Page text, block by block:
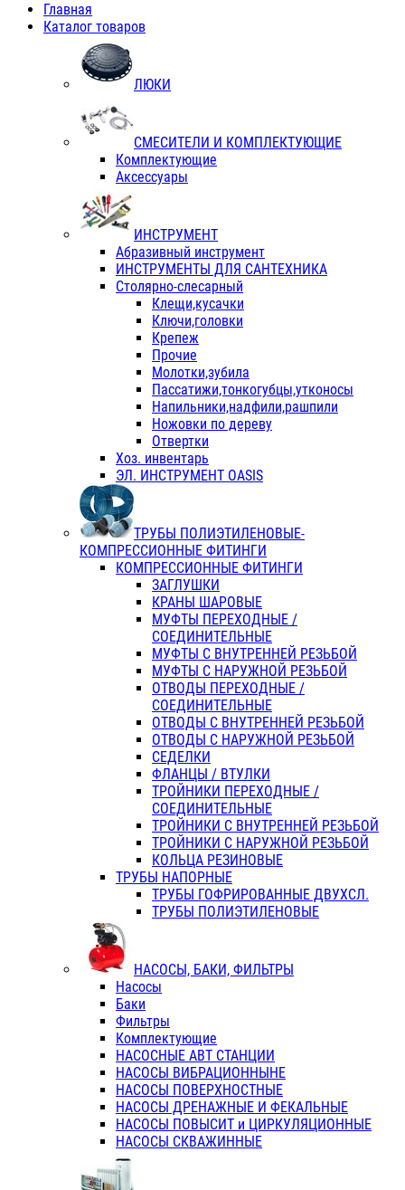
Главная
Каталог товаров
ЛЮКИ
СМЕСИТЕЛИ И КОМПЛЕКТУЮЩИЕ
Комплектующие
Аксессуары
ИНСТРУМЕНТ
Абразивный инструмент
ИНСТРУМЕНТЫ ДЛЯ САНТЕХНИКА
Столярно-слесарный
Клещи,кусачки
Ключи,головки
Крепеж
Прочие
Молотки,зубила
Пассатижи,тонкогубцы,утконосы
Напильники,надфили,рашпили
Ножовки по дереву
Отвертки
Хоз. инвентарь
ЭЛ. ИНСТРУМЕНТ OASIS
ТРУБЫ ПОЛИЭТИЛЕНОВЫЕ-
КОМПРЕССИОННЫЕ ФИТИНГИ
КОМПРЕССИОННЫЕ ФИТИНГИ
ЗАГЛУШКИ
КРАНЫ ШАРОВЫЕ
МУФТЫ ПЕРЕХОДНЫЕ /
СОЕДИНИТЕЛЬНЫЕ
МУФТЫ С ВНУТРЕННЕЙ РЕЗЬБОЙ
МУФТЫ С НАРУЖНОЙ РЕЗЬБОЙ
ОТВОДЫ ПЕРЕХОДНЫЕ /
СОЕДИНИТЕЛЬНЫЕ
ОТВОДЫ С ВНУТРЕННЕЙ РЕЗЬБОЙ
ОТВОДЫ С НАРУЖНОЙ РЕЗЬБОЙ
СЕДЕЛКИ
ФЛАНЦЫ / ВТУЛКИ
ТРОЙНИКИ ПЕРЕХОДНЫЕ /
СОЕДИНИТЕЛЬНЫЕ
ТРОЙНИКИ С ВНУТРЕННЕЙ РЕЗЬБОЙ
ТРОЙНИКИ С НАРУЖНОЙ РЕЗЬБОЙ
КОЛЬЦА РЕЗИНОВЫЕ
ТРУБЫ НАПОРНЫЕ
ТРУБЫ ГОФРИРОВАННЫЕ ДВУХСЛ.
ТРУБЫ ПОЛИЭТИЛЕНОВЫЕ
НАСОСЫ, БАКИ, ФИЛЬТРЫ
Насосы
Баки
Фильтры
Комплектующие
НАСОСНЫЕ АВТ СТАНЦИИ
НАСОСЫ ВИБРАЦИОННЫНЕ
НАСОСЫ ПОВЕРХНОСТНЫЕ
НАСОСЫ ДРЕНАЖНЫЕ И ФЕКАЛЬНЫЕ
НАСОСЫ ПОВЫСИТ и ЦИРКУЛЯЦИОННЫЕ
НАСОСЫ СКВАЖИННЫЕ